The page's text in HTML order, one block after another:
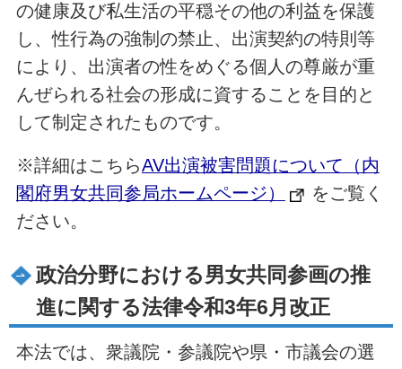
の健康及び私生活の平穏その他の利益を保護
し、性行為の強制の禁止、出演契約の特則等
により、出演者の性をめぐる個人の尊厳が重
んぜられる社会の形成に資することを目的と
して制定されたものです。
※詳細はこちらAV出演被害問題について（内
閣府男女共同参局ホームページ）
をご覧く
ださい。
政治分野における男女共同参画の推
進に関する法律令和3年6月改正
本法では、衆議院・参議院や県・市議会の選